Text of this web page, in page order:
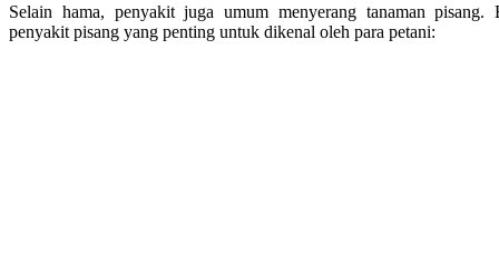
Selain hama, penyakit juga umum menyerang tanaman
penyakit pisang yang penting untuk dikenal oleh para petani: